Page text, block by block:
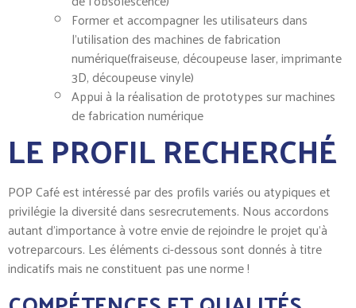
Former et accompagner les utilisateurs dans
l’utilisation des machines de fabrication
numérique(fraiseuse, découpeuse laser, imprimante
3D, découpeuse vinyle)
Appui à la réalisation de prototypes sur machines
de fabrication numérique
LE PROFIL RECHERCHÉ
POP Café est intéressé par des profils variés ou atypiques et
privilégie la diversité dans sesrecrutements. Nous accordons
autant d’importance à votre envie de rejoindre le projet qu’à
votreparcours. Les éléments ci-dessous sont donnés à titre
indicatifs mais ne constituent pas une norme !